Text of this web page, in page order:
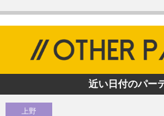
近い日付のパー
上野